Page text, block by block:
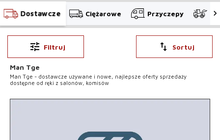
Dostawcze Ciężarowe Przyczepy
tune Filtruj swap_vert Sortuj
Man Tge
Man Tge - dostawcze używane i nowe, najlepsze oferty sprzedaży
dostępne od ręki z salonów, komisów